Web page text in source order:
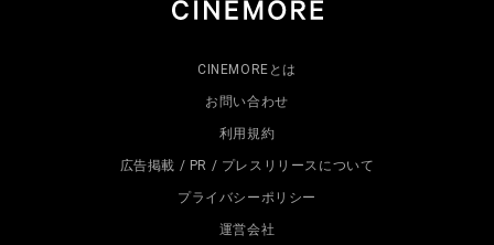
CINEMOREとは
お問い合わせ
利用規約
広告掲載 / PR / プレスリリースについて
プライバシーポリシー
運営会社